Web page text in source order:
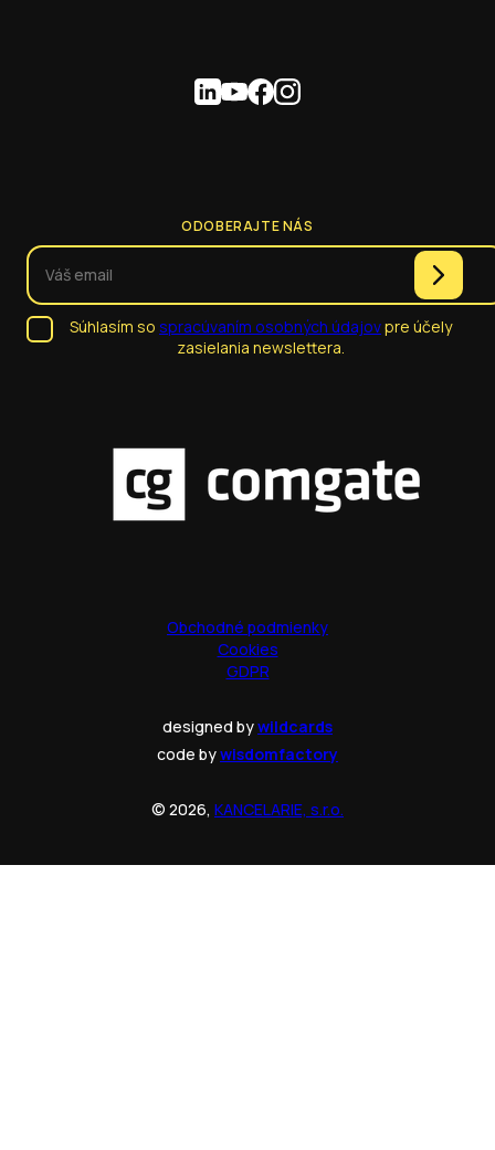
ODOBERAJTE NÁS
Súhlasím so spracúvaním osobných údajovpre účely
zasielania newslettera.
Obchodné podmienky
Cookies
GDPR
designed bywildcards
code bywisdomfactory
© 2026, KANCELARIE, s.r.o.